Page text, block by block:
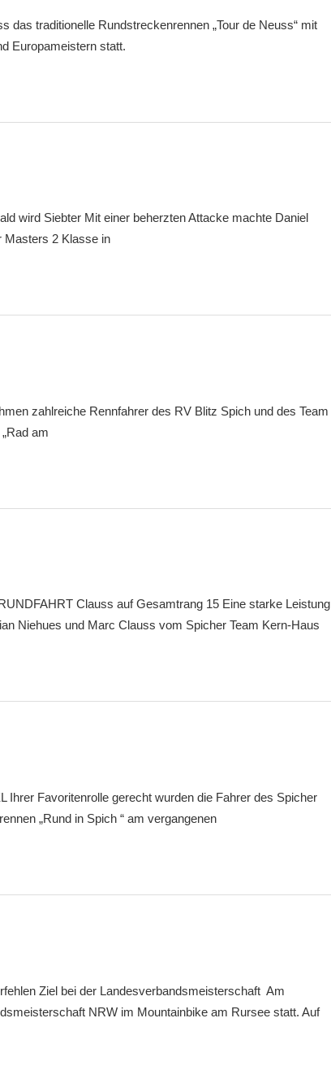
traditionelle Rundstreckenrennen „Tour de Neuss“ mit
Europameistern statt.
wird Siebter Mit einer beherzten Attacke machte Daniel
Masters 2 Klasse in
zahlreiche Rennfahrer des RV Blitz Spich und des Team
am
Clauss auf Gesamtrang 15 Eine starke Leistung
Niehues und Marc Clauss vom Spicher Team Kern-Haus
Favoritenrolle gerecht wurden die Fahrer des Spicher
„Rund in Spich “ am vergangenen
Ziel bei der Landesverbandsmeisterschaft Am
NRW im Mountainbike am Rursee statt. Auf